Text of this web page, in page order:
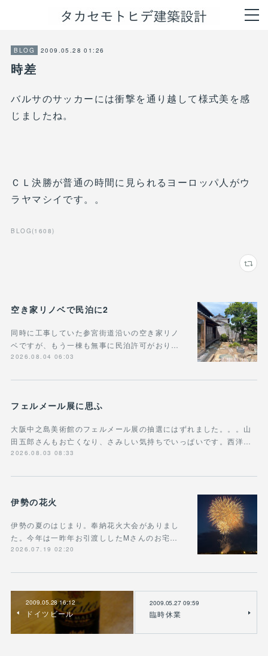
BLOG 2009.05.28 01:26
時差
バルサのサッカーには衝撃を通り越して様式美を感
じましたね。
ＣＬ決勝が普通の時間に見られるヨーロッパ人がウ
ラヤマシイです。。
BLOG (1608)
空き家リノベで民泊に2
同時に工事していた参宮街道沿いの空き家リノ
ベですが、もう一棟も無事に民泊許可がおり…
2026.08.04 06:03
フェルメール展に思ふ
大阪中之島美術館のフェルメール展の抽選にはずれました。。。山
田五郎さんもお亡くなり、さみしい気持ちでいっぱいです。西洋…
2026.08.03 08:33
伊勢の花火
伊勢の夏のはじまり。奉納花火大会がありまし
た。今年は一昨年お引渡ししたMさんのお宅…
2026.07.19 02:20
2009.05.28 16:12
ドイツビール
2009.05.27 09:59
臨時休業